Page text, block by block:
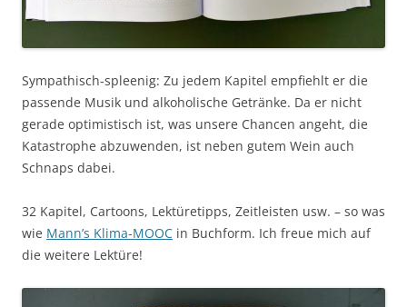
Sympathisch-spleenig: Zu jedem Kapitel empfiehlt er die
passende Musik und alkoholische Getränke. Da er nicht
gerade optimistisch ist, was unsere Chancen angeht, die
Katastrophe abzuwenden, ist neben gutem Wein auch
Schnaps dabei.
32 Kapitel, Cartoons, Lektüretipps, Zeitleisten usw. – so was
wie Mann’s Klima-MOOC in Buchform. Ich freue mich auf
die weitere Lektüre!